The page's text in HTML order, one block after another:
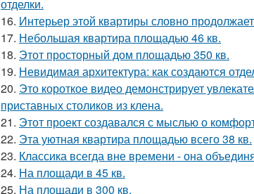
отделки.
16. Интерьер этой квартиры словно
17. Небольшая квартира площадью 46 кв.
18. Этот просторный дом площадью 350 кв.
19. Невидимая архитектура: как создаются
20. Это короткое видео демонстрирует
приставных столиков из клена.
21. Этот проект создавался с мыслью о
22. Эта уютная квартира площадью всего 38 кв.
23. Классика всегда вне времени - она
24. На площади в 45 кв.
25. На площади в 300 кв.